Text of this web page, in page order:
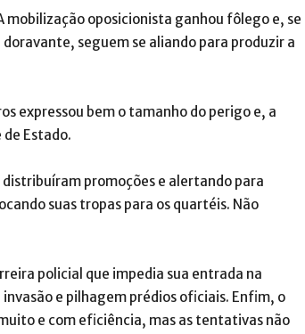
oposicionista ganhou fôlego e, se
seguem se aliando para produzir a
expressou bem o tamanho do perigo e, a
Estado.
promoções e alertando para
suas tropas para os quartéis. Não
policial que impedia sua entrada na
e pilhagem prédios oficiais. Enfim, o
e com eficiência, mas as tentativas não